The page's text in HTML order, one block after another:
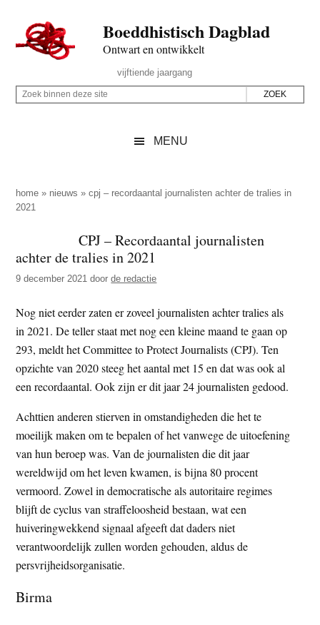
naar
de
inhoud
secondary
naar
de
sidebar
naar
de
Boeddhistisch Dagblad
Ontwart en ontwikkelt
Rechts
vijftiende jaargang
Z
p
d
z
e
i
t
e
Z
i
n
n
d
z
e
s
i
t
e
MENU
home » nieuws »cpj – recordaantal journalisten achter de tralies in
2021
CPJ – Recordaantal journalisten
achter de tralies in 2021
9 december 2021 doorde redactie
Nog niet eerder zaten er zoveel journalisten achter tralies als
in 2021. De teller staat met nog een kleine maand te gaan op
293, meldt het Committee to Protect Journalists (CPJ). Ten
opzichte van 2020 steeg het aantal met 15 en dat was ook al
een recordaantal. Ook zijn er dit jaar 24 journalisten gedood.
Achttien anderen stierven in omstandigheden die het te
moeilijk maken om te bepalen of het vanwege de uitoefening
van hun beroep was. Van de journalisten die dit jaar
wereldwijd om het leven kwamen, is bijna 80 procent
vermoord. Zowel in democratische als autoritaire regimes
blijft de cyclus van straffeloosheid bestaan, wat een
huiveringwekkend signaal afgeeft dat daders niet
verantwoordelijk zullen worden gehouden, aldus de
persvrijheidsorganisatie.
Birma